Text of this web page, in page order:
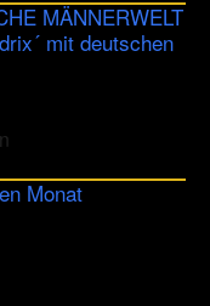
MÄNNERWELT
mit deutschen
Monat